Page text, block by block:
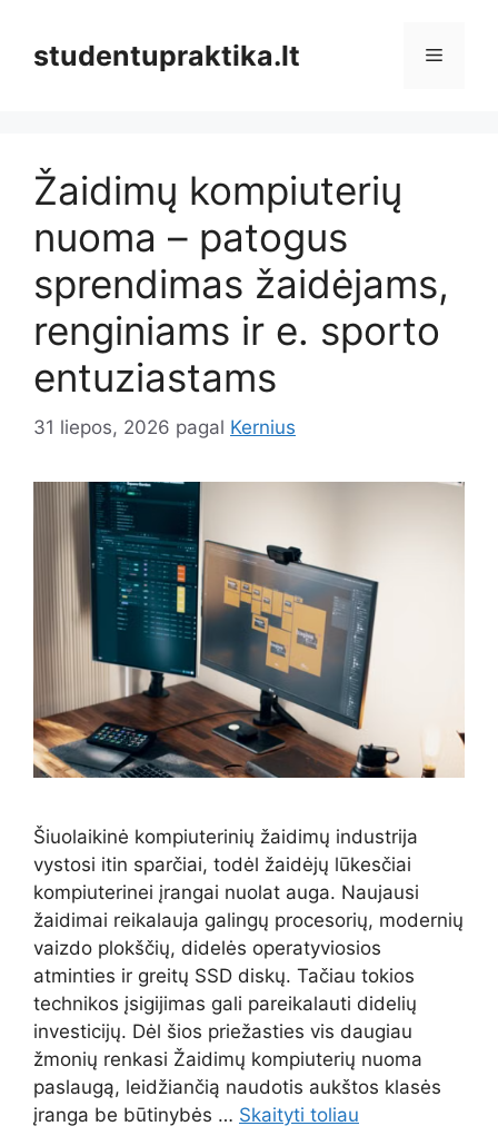
turiniostudentupraktika.lt Meniu
Žaidimų kompiuterių
nuoma – patogus
sprendimas žaidėjams,
renginiams ir e. sporto
entuziastams
31 liepos, 2026 pagal Kernius
Šiuolaikinė kompiuterinių žaidimų industrija
vystosi itin sparčiai, todėl žaidėjų lūkesčiai
kompiuterinei įrangai nuolat auga. Naujausi
žaidimai reikalauja galingų procesorių, modernių
vaizdo plokščių, didelės operatyviosios
atminties ir greitų SSD diskų. Tačiau tokios
technikos įsigijimas gali pareikalauti didelių
investicijų. Dėl šios priežasties vis daugiau
žmonių renkasi Žaidimų kompiuterių nuoma
paslaugą, leidžiančią naudotis aukštos klasės
įranga be būtinybės … Skaityti toliau